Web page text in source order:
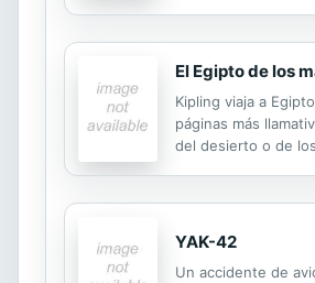
convertido en la
El Egipto de los
Kipling viaja a
páginas más
del desierto o de
YAK-42
Un accidente de